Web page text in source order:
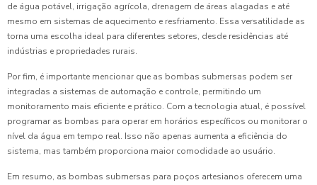
de água potável, irrigação agrícola, drenagem de áreas alagadas e até
mesmo em sistemas de aquecimento e resfriamento. Essa versatilidade as
torna uma escolha ideal para diferentes setores, desde residências até
indústrias e propriedades rurais.
Por fim, é importante mencionar que as bombas submersas podem ser
integradas a sistemas de automação e controle, permitindo um
monitoramento mais eficiente e prático. Com a tecnologia atual, é possível
programar as bombas para operar em horários específicos ou monitorar o
nível da água em tempo real. Isso não apenas aumenta a eficiência do
sistema, mas também proporciona maior comodidade ao usuário.
Em resumo, as bombas submersas para poços artesianos oferecem uma